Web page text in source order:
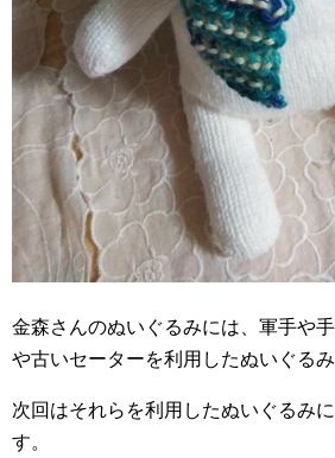
金森さんのぬいぐるみには、軍手や
や古いセーターを利用したぬいぐるみ
次回はそれらを利用したぬいぐるみ
す。